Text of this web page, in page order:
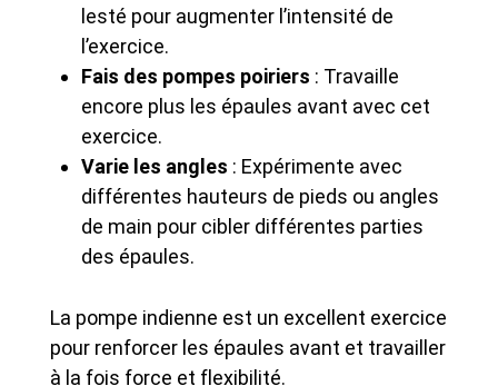
lesté pour augmenter l’intensité de
l’exercice.
Fais des pompes poiriers : Travaille
encore plus les épaules avant avec cet
exercice.
Varie les angles : Expérimente avec
différentes hauteurs de pieds ou angles
de main pour cibler différentes parties
des épaules.
La pompe indienne est un excellent exercice
pour renforcer les épaules avant et travailler
à la fois force et flexibilité.